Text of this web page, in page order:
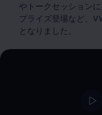
やトークセッション
プライズ登場など、
となりました。